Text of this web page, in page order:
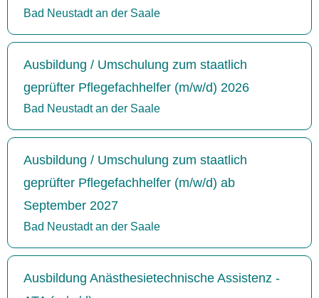
Bad Neustadt an der Saale
Ausbildung / Umschulung zum staatlich
geprüfter Pflegefachhelfer (m/w/d) 2026
Bad Neustadt an der Saale
Ausbildung / Umschulung zum staatlich
geprüfter Pflegefachhelfer (m/w/d) ab
September 2027
Bad Neustadt an der Saale
Ausbildung Anästhesietechnische Assistenz -